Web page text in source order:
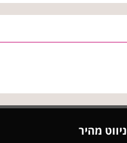
ניווט מהיר